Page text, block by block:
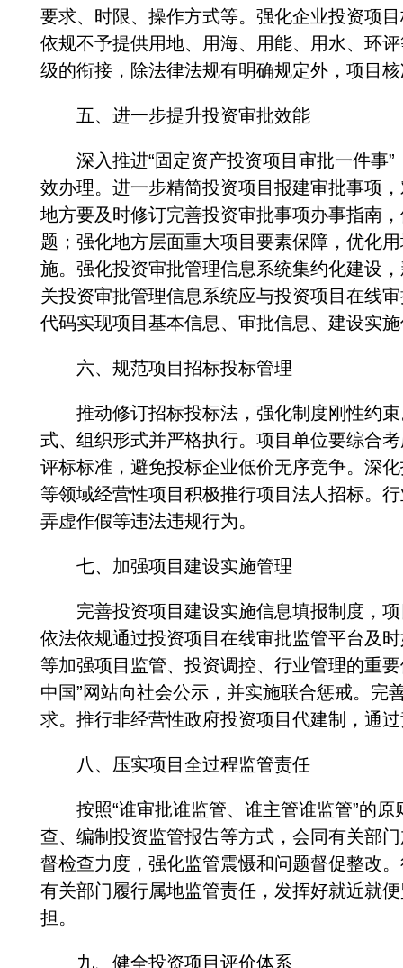
要求、时限、操作方式等。强化企业投资项
依规不予提供用地、用海、用能、用水、环
级的衔接，除法律法规有明确规定外，项目
五、进一步提升投资审批效能
深入推进“固定资产投资项目审批一件事”
效办理。进一步精简投资项目报建审批事项
地方要及时修订完善投资审批事项办事指南
题；强化地方层面重大项目要素保障，优化
施。强化投资审批管理信息系统集约化建设
关投资审批管理信息系统应与投资项目在线
代码实现项目基本信息、审批信息、建设实
六、规范项目招标投标管理
推动修订招标投标法，强化制度刚性约束
式、组织形式并严格执行。项目单位要综合
评标标准，避免投标企业低价无序竞争。深
等领域经营性项目积极推行项目法人招标。
弄虚作假等违法违规行为。
七、加强项目建设实施管理
完善投资项目建设实施信息填报制度，项
依法依规通过投资项目在线审批监管平台及
等加强项目监管、投资调控、行业管理的重
中国”网站向社会公示，并实施联合惩戒。
求。推行非经营性政府投资项目代建制，通
八、压实项目全过程监管责任
按照“谁审批谁监管、谁主管谁监管”的原
查、编制投资监管报告等方式，会同有关部
督检查力度，强化监管震慑和问题督促整改
有关部门履行属地监管责任，发挥好就近就
担。
九、健全投资项目评价体系